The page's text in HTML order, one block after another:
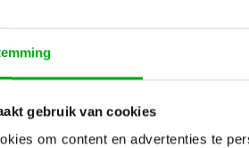
gebruik van cookies
om content en advertenties te